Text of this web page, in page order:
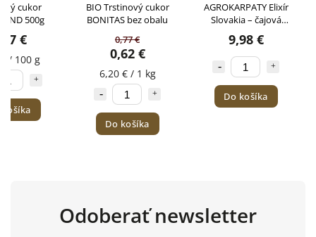
cukor
500g
€
/ 100 g
košíka
BIO Trstinový cukor
BONITAS bez obalu
0,77 €
0,62 €
6,20 € / 1 kg
Do košíka
AGROKARPATY Elixír
Slovakia – čajová
kazeta 72g
9,98 €
Do košíka
Odoberať newsletter